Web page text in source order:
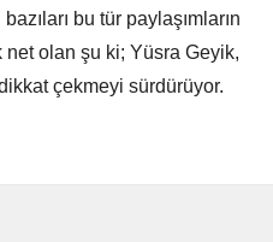
bu tür paylaşımların
net olan şu ki; Yüsra Geyik,
çekmeyi sürdürüyor.